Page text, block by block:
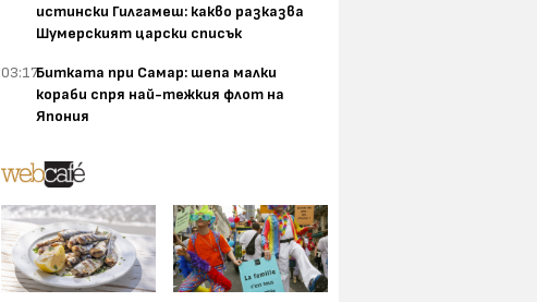
истински Гилгамеш: какво разказва
Шумерският царски списък
03:17Битката при Самар: шепа малки
кораби спря най-тежкия флот на
Япония